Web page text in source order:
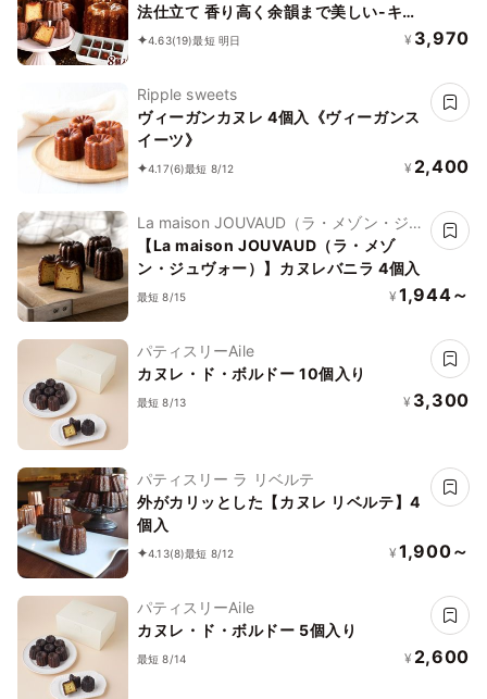
法仕立て 香り高く余韻まで美しい-キセ
キのカヌレ お中元2026
4.63(19)最短 明日 ¥ 3,970
Ripple sweets
ヴィーガンカヌレ 4個入《ヴィーガンス
イーツ》
4.17(6)最短 8/12 ¥ 2,400
La maison JOUVAUD（ラ・メゾン・ジュ
ヴォー）
【La maison JOUVAUD（ラ・メゾ
ン・ジュヴォー）】カヌレバニラ 4個入
最短 8/15 ¥ 1,944～
パティスリーAile
カヌレ・ド・ボルドー 10個入り
最短 8/13 ¥ 3,300
パティスリー ラ リベルテ
外がカリッとした【カヌレ リベルテ】4
個入
4.13(8)最短 8/12 ¥ 1,900～
パティスリーAile
カヌレ・ド・ボルドー 5個入り
最短 8/14 ¥ 2,600